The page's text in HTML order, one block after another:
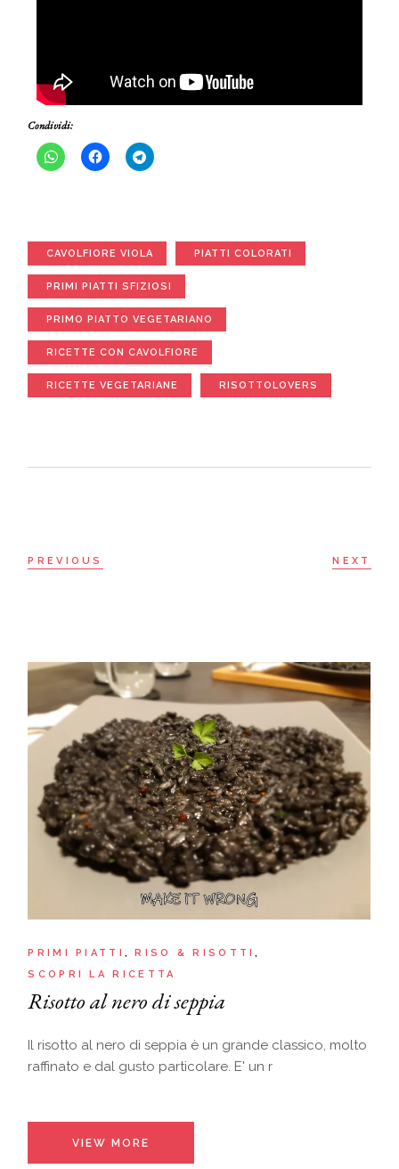
Condividi:
CAVOLFIORE VIOLA PIATTI COLORATI
PRIMI PIATTI SFIZIOSI
PRIMO PIATTO VEGETARIANO
RICETTE CON CAVOLFIORE
RICETTE VEGETARIANE RISOTTOLOVERS
PREVIOUS NEXT
PRIMI PIATTI
RISO & RISOTTI
SCOPRI LA RICETTA
Risotto al nero di seppia
Il risotto al nero di seppia è un grande classico, molto
raffinato e dal gusto particolare. E' un r
VIEW MORE